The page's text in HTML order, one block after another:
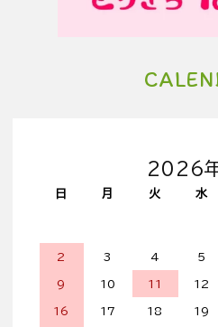
2026
日 月 火 水
2 3 4 5
9 10 11 12
16 17 18 19